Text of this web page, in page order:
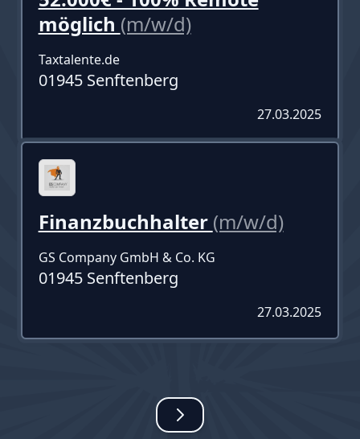
möglich (m/w/d)
Taxtalente.de
01945 Senftenberg
27.03.2025
Finanzbuchhalter (m/w/d)
GS Company GmbH & Co. KG
01945 Senftenberg
27.03.2025